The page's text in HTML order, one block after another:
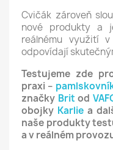
Cvičák zároveň
nové produkty a
reálnému využití
odpovídají
Testujeme zde
praxi –
značky Brit od
obojky Karlie a
naše produkty
a v reálném